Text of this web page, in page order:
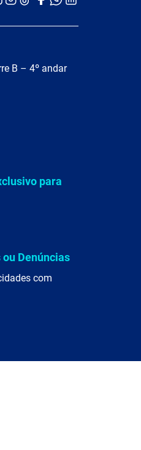
B – 4º andar
para
Denúncias
com